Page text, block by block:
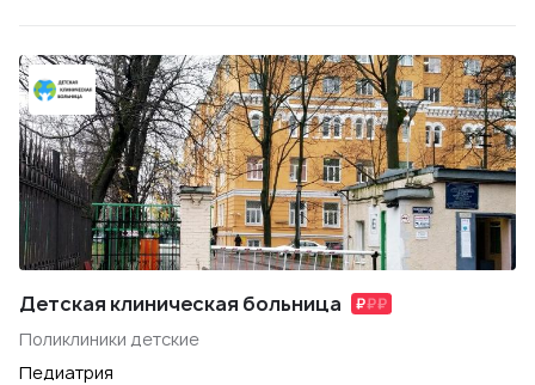
Детская клиническая больница
Поликлиники детские
Педиатрия